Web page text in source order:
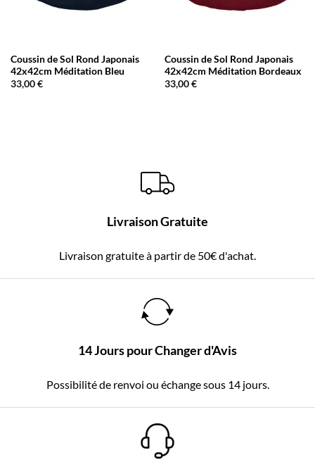
Coussin de Sol Rond Japonais
42x42cm Méditation Bleu
33,00€
Coussin de Sol Rond Japonais
42x42cm Méditation Bordeaux
33,00€
Livraison Gratuite
Livraison gratuite à partir de 50€ d'achat.
14 Jours pour Changer d'Avis
Possibilité de renvoi ou échange sous 14 jours.